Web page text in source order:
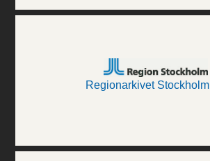
Regionarkivet Stockholm